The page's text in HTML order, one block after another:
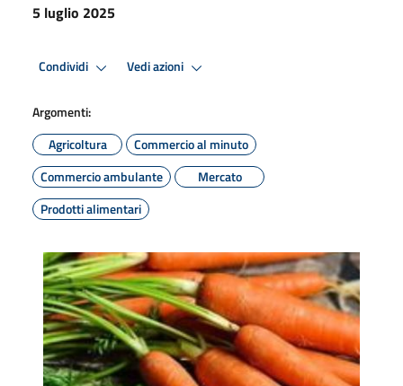
5 luglio 2025
Condividi Vedi azioni
Argomenti:
Agricoltura
Commercio al minuto
Commercio ambulante
Mercato
Prodotti alimentari